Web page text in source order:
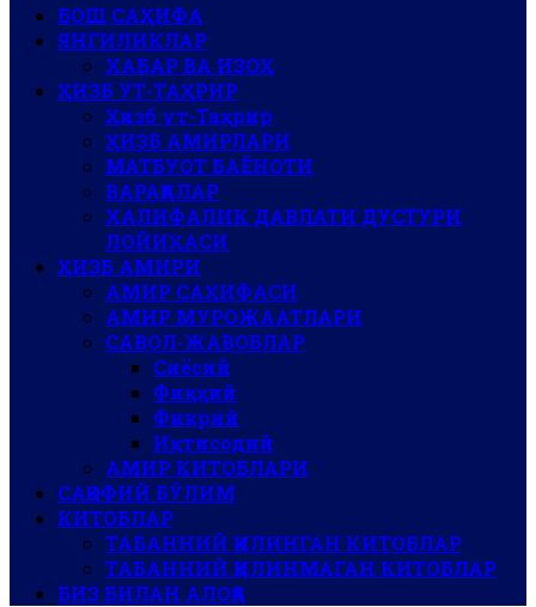
БОШ САҲИФА
ЯНГИЛИКЛАР
ХАБАР ВА ИЗОҲ
ҲИЗБ УТ-ТАҲРИР
Ҳизб ут-Таҳрир
ҲИЗБ АМИРЛАРИ
МАТБУОТ БАЁНОТИ
ВАРАҚАЛАР
ХАЛИФАЛИК ДАВЛАТИ ДУСТУРИ
ЛОЙИҲАСИ
ҲИЗБ АМИРИ
АМИР САҲИФАСИ
АМИР МУРОЖААТЛАРИ
САВОЛ-ЖАВОБЛАР
Сиёсий
Фиқҳий
Фикрий
Иқтисодий
АМИР КИТОБЛАРИ
САҚОФИЙ БЎЛИМ
КИТОБЛАР
ТАБАННИЙ ҚИЛИНГАН КИТОБЛАР
ТАБАННИЙ ҚИЛИНМАГАН КИТОБЛАР
БИЗ БИЛАН АЛОҚА